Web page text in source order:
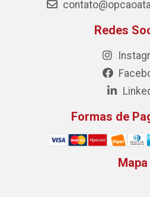
Redes
Formas de
Mapa